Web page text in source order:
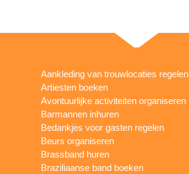
Aankleding van trouwlocaties regelen
Artiesten boeken
Avontuurlijke activiteiten organiseren
Barmannen inhuren
Bedankjes voor gasten regelen
Beurs organiseren
Brassband huren
Braziliaanse band boeken